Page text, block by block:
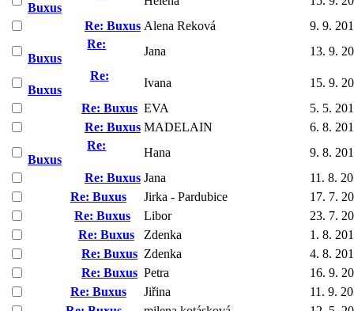
Buxus
Re: Buxus Alena Reková
9. 9.
Re:
Buxus
Jana
13. 9.
Re:
Buxus
Ivana
15. 9.
Re: Buxus EVA
5. 5.
Re: Buxus MADELAIN
6. 8.
Re:
Buxus
Hana
9. 8.
Re: Buxus Jana
11. 8.
Re: Buxus
Jirka - Pardubice
17. 7.
Re: Buxus
Libor
23. 7.
Re: Buxus
Zdenka
1. 8.
Re: Buxus Zdenka
4. 8.
Re: Buxus Petra
16. 9.
Re: Buxus
Jiřina
11. 9.